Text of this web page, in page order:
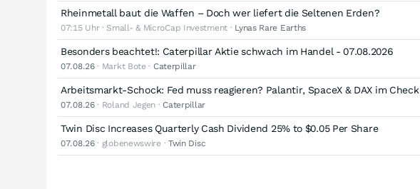
Rheinmetall baut die Waffen – Doch wer liefert die Seltenen Erden?
07:15 Uhr · Small- & MicroCap Investment · Lynas Rare Earths
Besonders beachtet!: Caterpillar Aktie schwach im Handel - 07.08.2026
07.08.26· Markt Bote · Caterpillar
Arbeitsmarkt-Schock: Fed muss reagieren? Palantir, SpaceX & DAX im Check
07.08.26· Roland Jegen ·Caterpillar
Twin Disc Increases Quarterly Cash Dividend 25% to $0.05 Per Share
07.08.26· globenewswire · Twin Disc